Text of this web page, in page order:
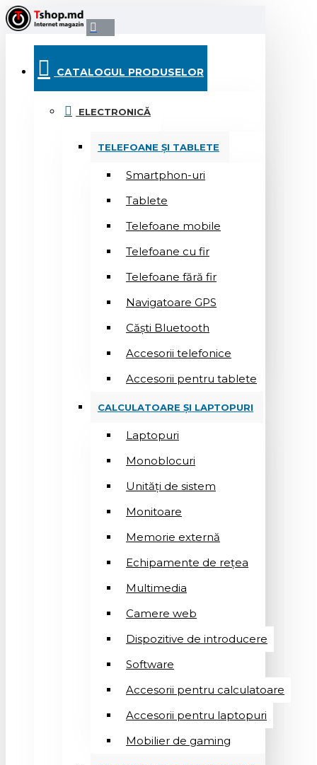
CATALOGUL PRODUSELOR
ELECTRONICĂ
TELEFOANE ȘI TABLETE
Smartphon-uri
Tablete
Telefoane mobile
Telefoane cu fir
Telefoane fără fir
Navigatoare GPS
Căști Bluetooth
Accesorii telefonice
Accesorii pentru tablete
CALCULATOARE ȘI LAPTOPURI
Laptopuri
Monoblocuri
Unități de sistem
Monitoare
Memorie externă
Echipamente de rețea
Multimedia
Camere web
Dispozitive de introducere
Software
Accesorii pentru calculatoare
Accesorii pentru laptopuri
Mobilier de gaming